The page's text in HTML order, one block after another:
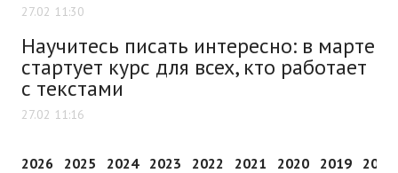
27.02 11:30
Научитесь писать интересно: в марте
стартует курс для всех, кто работает
с текстами
27.02 11:16
2026 2025 2024 2023 2022 2021 2020 2019 2018